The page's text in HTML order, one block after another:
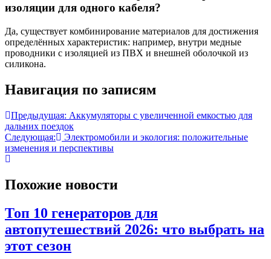
изоляции для одного кабеля?
Да, существует комбинирование материалов для достижения
определённых характеристик: например, внутри медные
проводники с изоляцией из ПВХ и внешней оболочкой из
силикона.
Навигация по записям
Предыдущая: Аккумуляторы с увеличенной емкостью для
дальних поездок
Следующая:
Электромобили и экология: положительные
изменения и перспективы
Похожие новости
Топ 10 генераторов для
автопутешествий 2026: что выбрать на
этот сезон